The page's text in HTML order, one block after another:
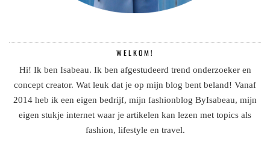
WELKOM!
Hi! Ik ben Isabeau. Ik ben afgestudeerd trend onderzoeker en
concept creator. Wat leuk dat je op mijn blog bent beland! Vanaf
2014 heb ik een eigen bedrijf, mijn fashionblog ByIsabeau, mijn
eigen stukje internet waar je artikelen kan lezen met topics als
fashion, lifestyle en travel.